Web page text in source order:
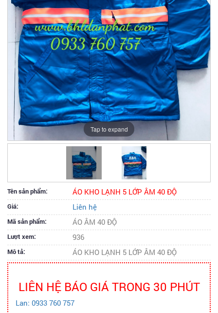
Tap to expand
Tên sản phẩm: ÁO KHO LẠNH 5 LỚP ÂM 40 ĐỘ
Giá: Liên hệ
Mã sản phẩm: ÁO ÂM 40 ĐỘ
Lượt xem: 936
Mô tả: ÁO KHO LẠNH 5 LỚP ÂM 40 ĐỘ
LIÊN HỆ BÁO GIÁ TRONG 30 PHÚT
Lan: 0933 760 757